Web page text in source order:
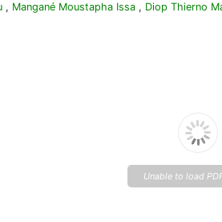
, Mangané Moustapha Issa , Diop Thierno
Unable to load